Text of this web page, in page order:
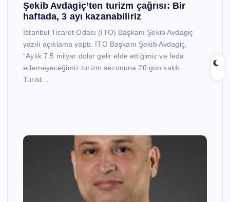
Şekib Avdagiç’ten turizm çağrısı: Bir
haftada, 3 ayı kazanabiliriz
İstanbul Ticaret Odası (İTO) Başkanı Şekib Avdagiç
yazılı açıklama yaptı. İTO Başkanı Şekib Avdagiç,
“Aylık 7.5 milyar dolar gelir elde ettiğimiz ve feda
edemeyeceğimiz turizm sezonuna 20 gün kaldı.
Turist…